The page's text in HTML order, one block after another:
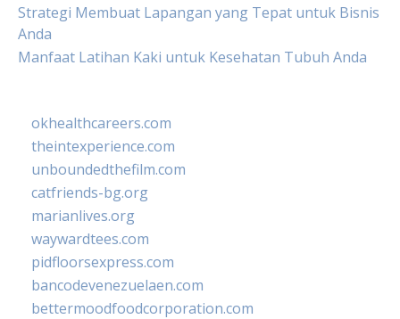
Strategi Membuat Lapangan yang Tepat untuk Bisnis
Anda
Manfaat Latihan Kaki untuk Kesehatan Tubuh Anda
okhealthcareers.com
theintexperience.com
unboundedthefilm.com
catfriends-bg.org
marianlives.org
waywardtees.com
pidfloorsexpress.com
bancodevenezuelaen.com
bettermoodfoodcorporation.com